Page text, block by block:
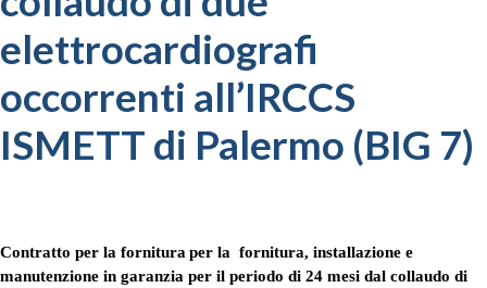
elettrocardiografi
occorrenti all’IRCCS
ISMETT di Palermo (BIG 7)
Contratto per la fornitura per la fornitura, installazione e
manutenzione in garanzia per il periodo di 24 mesi dal collaudo di